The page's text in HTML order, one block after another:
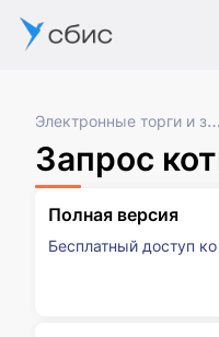
Электронные торги и закупки
Запрос котировок в
Полная версия
Бесплатный доступ